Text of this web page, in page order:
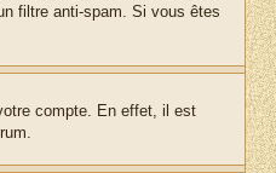
filtre anti-spam. Si vous êtes
compte. En effet, il est